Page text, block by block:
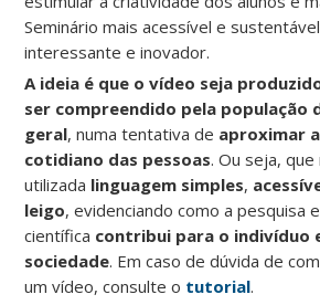
Seminário mais acessível e
interessante e inovador.
A ideia é que o vídeo seja
ser compreendido pela população
geral, numa tentativa de aproximar
cotidiano das pessoas. Ou seja,
utilizada linguagem simples,
leigo, evidenciando como a pesquisa
científica contribui para o indivíduo
sociedade. Em caso de dúvida de
um vídeo, consulte o tutorial.